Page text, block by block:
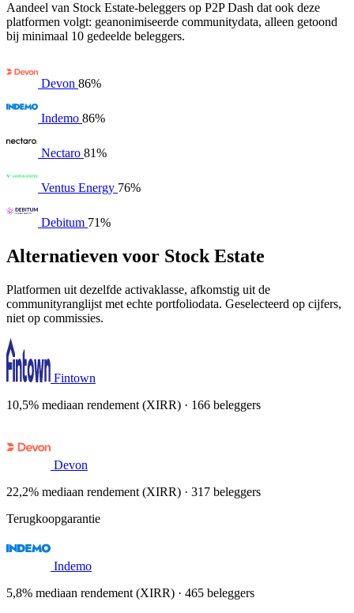
Aandeel van Stock Estate-beleggers op P2P Dash dat ook deze
platformen volgt: geanonimiseerde communitydata, alleen getoond
bij minimaal 10 gedeelde beleggers.
Devon 86%
Indemo 86%
Nectaro 81%
Ventus Energy 76%
Debitum 71%
Alternatieven voor Stock Estate
Platformen uit dezelfde activaklasse, afkomstig uit de
communityranglijst met echte portfoliodata. Geselecteerd op cijfers,
niet op commissies.
Fintown
10,5% mediaan rendement (XIRR) · 166 beleggers
Devon
22,2% mediaan rendement (XIRR) · 317 beleggers
Terugkoopgarantie
Indemo
5,8% mediaan rendement (XIRR) · 465 beleggers